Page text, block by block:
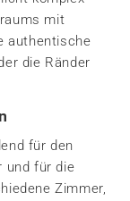
mit
authentische
die Ränder
für den
und für die
Zimmer,